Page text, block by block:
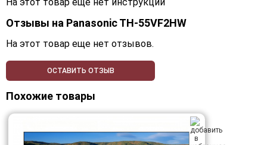
Отзывы на Panasonic TH-55VF2HW
На этот товар еще нет отзывов.
ОСТАВИТЬ ОТЗЫВ
Похожие товары